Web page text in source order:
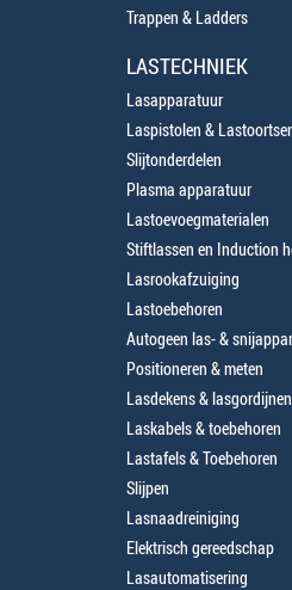
Trappen & Ladders
LASTECHNIEK
Lasapparatuur
Laspistolen &
Slijtonderdelen
Plasma apparatuur
Lastoevoegmaterialen
Stiftlassen en Induction
Lasrookafzuiging
Lastoebehoren
Autogeen las- &
Positioneren & meten
Lasdekens & lasgordijnen
Laskabels & toebehoren
Lastafels & Toebehoren
Slijpen
Lasnaadreiniging
Elektrisch gereedschap
Lasautomatisering